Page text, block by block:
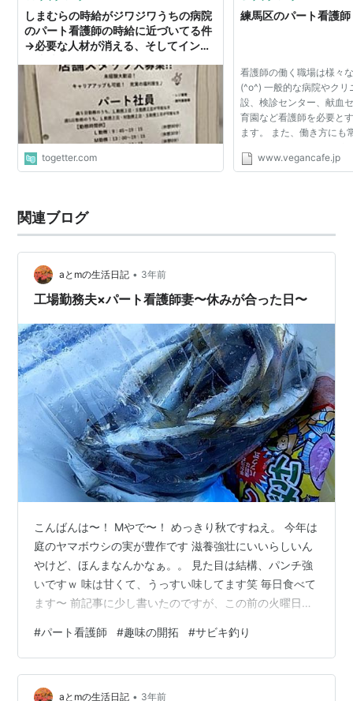
しまむらの時給がジワジワうちの病院
のパート看護師の時給に近づいてる件
→必要な人材が消える、そしてインフ
togetter.com
練馬区のパート看護師
看護師の働く職場は様々
(^o^) 一般的な病院やクリ
設、検診センター、献血
育園など看護師を必要と
ます。 また、働き方にも
も人気のある働き方なん
www.vegancafe.jp
関連ブログ
aとmの生活日記 • 3年前
工場勤務夫×パート看護師妻〜休みが合った日〜
こんばんは〜！ Mやで〜！ めっきり秋ですねえ。 今年は
庭のヤマボウシの実が豊作です 滋養強壮にいいらしいん
やけど、ほんまなんかなぁ。。 見た目は結構、パンチ強
いですｗ 味は甘くて、うっすい味してます笑 毎日食べて
ます〜 前記事に少し書いたのですが、この前の火曜日、
に、二人してフリーというのは滅多にありません。 Aが
夜勤明けで寝ていたり、夜勤入りだったりして家にいる
ことはあっても、二人で休みというのは多分３ヶ月ぶり
とかちゃうかな・・・？ 何をしようかなあと考えていた
#パート看護師 #趣味の開拓 #サビキ釣り
aとmの生活日記 • 3年前